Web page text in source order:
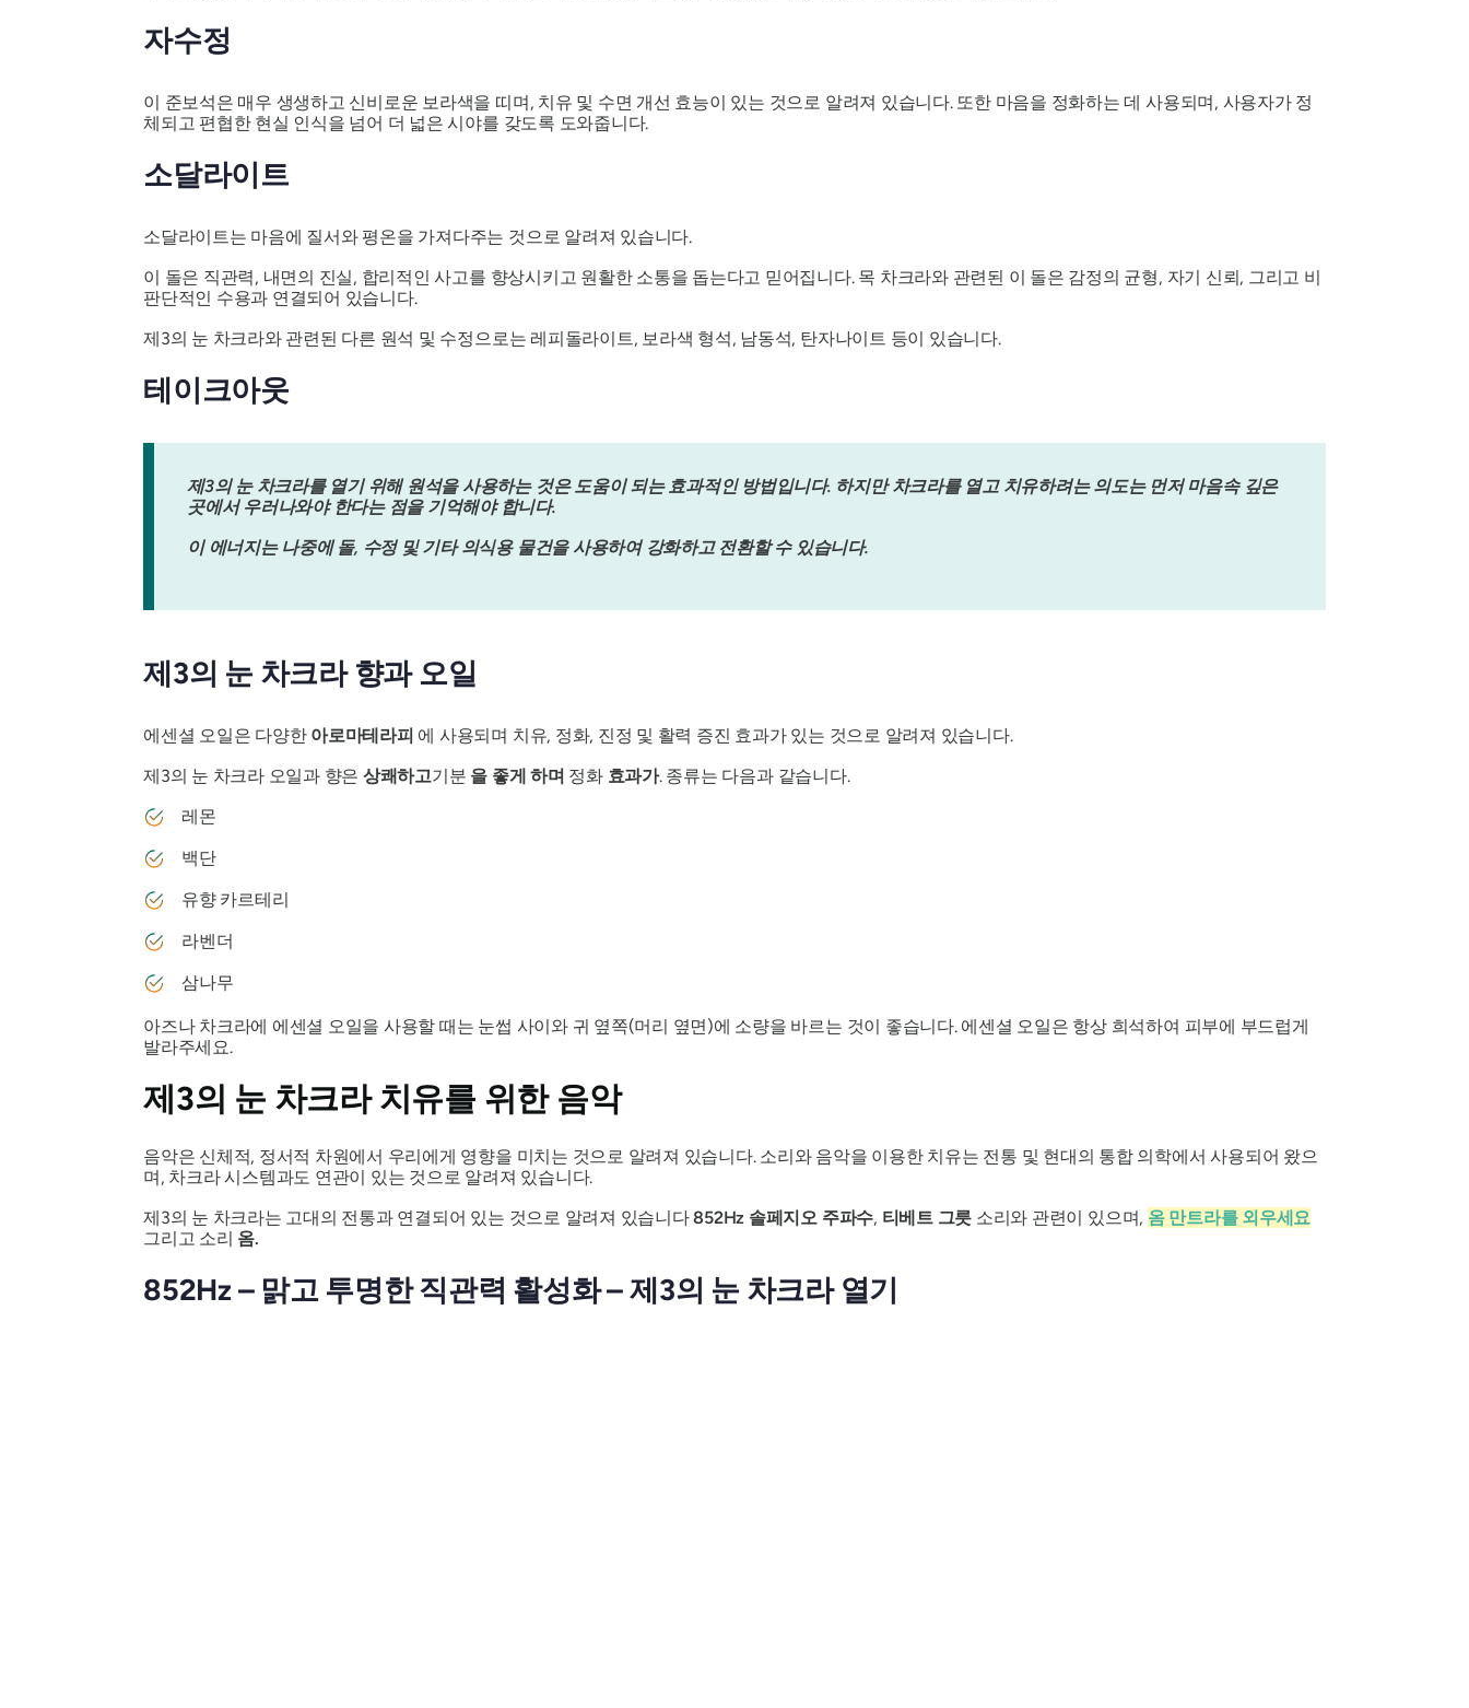
자수정
이 준보석은 매우 생생하고 신비로운 보라색을 띠며, 치유 및 수면 개선 효능이 있는 것으로 알려져 있습니다. 또한 마음을 정화하는 데 사용되며, 사용자가 정
체되고 편협한 현실 인식을 넘어 더 넓은 시야를 갖도록 도와줍니다.
소달라이트
소달라이트는 마음에 질서와 평온을 가져다주는 것으로 알려져 있습니다.
이 돌은 직관력, 내면의 진실, 합리적인 사고를 향상시키고 원활한 소통을 돕는다고 믿어집니다. 목 차크라와 관련된 이 돌은 감정의 균형, 자기 신뢰, 그리고 비
판단적인 수용과 연결되어 있습니다.
제3의 눈 차크라와 관련된 다른 원석 및 수정으로는 레피돌라이트, 보라색 형석, 남동석, 탄자나이트 등이 있습니다.
테이크아웃
제3의 눈 차크라를 열기 위해 원석을 사용하는 것은 도움이 되는 효과적인 방법입니다. 하지만 차크라를 열고 치유하려는 의도는 먼저 마음속 깊은
곳에서 우러나와야 한다는 점을 기억해야 합니다.
이 에너지는 나중에 돌, 수정 및 기타 의식용 물건을 사용하여 강화하고 전환할 수 있습니다.
제3의 눈 차크라 향과 오일
에센셜 오일은 다양한 아로마테라피 에 사용되며 치유, 정화, 진정 및 활력 증진 효과가 있는 것으로 알려져 있습니다.
제3의 눈 차크라 오일과 향은 상쾌하고기분 을 좋게 하며 정화 효과가. 종류는 다음과 같습니다.
레몬
백단
유향 카르테리
라벤더
삼나무
아즈나 차크라에 에센셜 오일을 사용할 때는 눈썹 사이와 귀 옆쪽(머리 옆면)에 소량을 바르는 것이 좋습니다. 에센셜 오일은 항상 희석하여 피부에 부드럽게
발라주세요.
제3의 눈 차크라 치유를 위한 음악
음악은 신체적, 정서적 차원에서 우리에게 영향을 미치는 것으로 알려져 있습니다. 소리와 음악을 이용한 치유는 전통 및 현대의 통합 의학에서 사용되어 왔으
며, 차크라 시스템과도 연관이 있는 것으로 알려져 있습니다.
제3의 눈 차크라는 고대의 전통과 연결되어 있는 것으로 알려져 있습니다852Hz 솔페지오 주파수, 티베트 그릇 소리와 관련이 있으며, 옴 만트라를외우세요
그리고 소리 옴.
852Hz – 맑고 투명한 직관력 활성화 – 제3의 눈 차크라 열기